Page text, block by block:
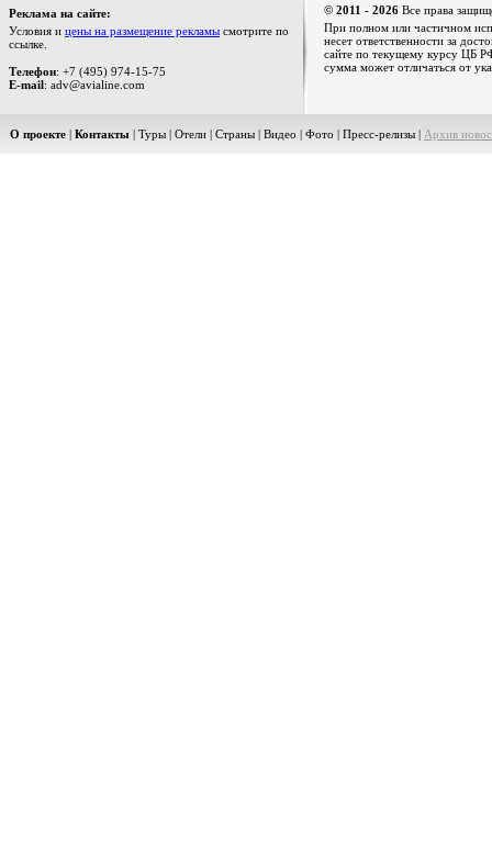
Реклама на сайте:
Условия и цены на размещение рекламы смотрите по
ссылке.
Телефон: +7 (495) 974-15-75
E-mail: adv@avialine.com
© 2011 - 2026 Все права
При полном или частичном
несет ответственности за
сайте по текущему курсу ЦБ
сумма может отличаться от
О проекте | Контакты | Туры | Отели | Страны | Видео | Фото | Пресс-релизы | Архив